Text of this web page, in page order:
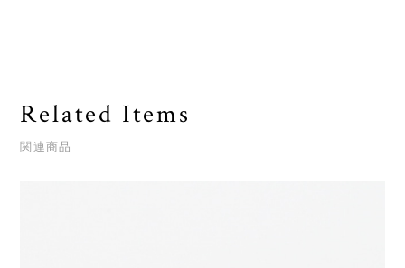
Related Items
関連商品